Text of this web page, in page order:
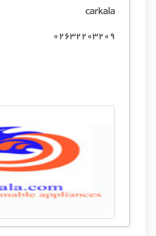
carkala
02632203209